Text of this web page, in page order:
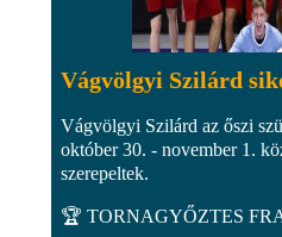
Vágvölgyi Szilárd
Vágvölgyi Szilárd az őszi
október 30. - november 1.
szerepeltek.
🏆 TORNAGYŐZTES